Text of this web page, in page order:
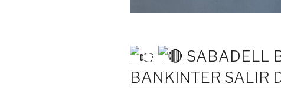
SABADELL
BANKINTER SALIR